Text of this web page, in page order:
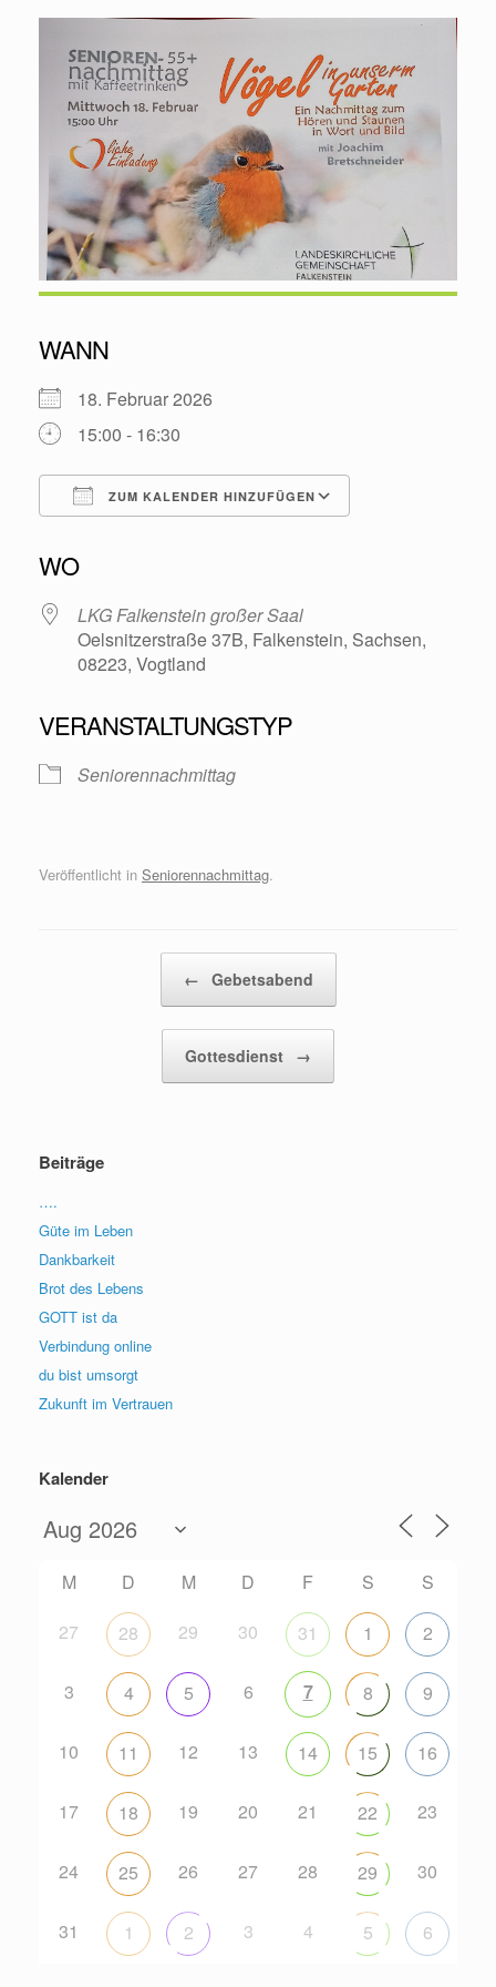
WANN
18. Februar 2026
15:00 - 16:30
ZUM KALENDER HINZUFÜGEN
WO
LKG Falkenstein großer Saal
Oelsnitzerstraße 37B, Falkenstein, Sachsen,
08223, Vogtland
VERANSTALTUNGSTYP
Seniorennachmittag
Veröffentlicht in Seniorennachmittag.
← Gebetsabend
Gottesdienst →
Beiträge
….
Güte im Leben
Dankbarkeit
Brot des Lebens
GOTT ist da
Verbindung online
du bist umsorgt
Zukunft im Vertrauen
Kalender
M D M D F S
S
27
28 29 30 31 1 2
3 4 5 6 7 8 9
10 11 12 13 14 15 16
17 18 19 20 21 22 23
24 25 26 27 28 29 30
31 1 2 3 4 5 6